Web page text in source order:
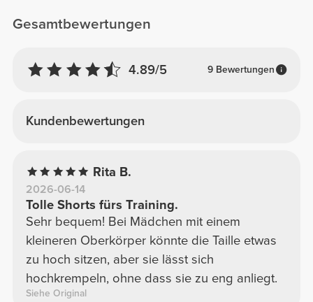
Gesamtbewertungen
4.89/5 9 Bewertungen
Kundenbewertungen
Rita B.
2026-06-14
Tolle Shorts fürs Training.
Sehr bequem! Bei Mädchen mit einem
kleineren Oberkörper könnte die Taille etwas
zu hoch sitzen, aber sie lässt sich
hochkrempeln, ohne dass sie zu eng anliegt.
Siehe Original